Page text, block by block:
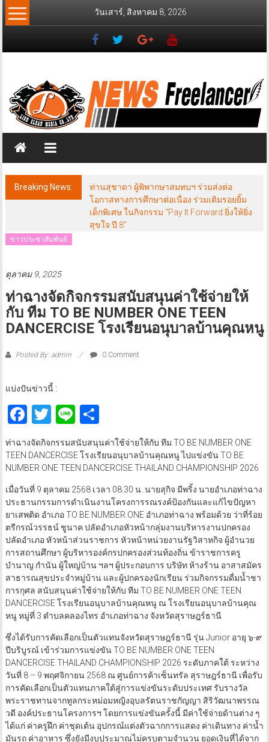
Skip
to
วันเสาร์, สิงหาคม 8, 2026
News
Freelancer
วส์
ฟรี
แลน
เซอร์
Breaking News:
ท่านสุชาดา ผู้พิพากษาสมทบฯ ร่วมส่งต่อ
โอกาสทางการศึกษาต่อเนื่อง ร่วมเติมรอยยิ้ม
เด็กพิเศษ ในกิจกรรม “Pay It Forward ยิ่งให้ยิ่ง
สุขใจ ปี 8”
ข่าวประชาสัมพันธ์
ตุลาคม 9, 2025
ท่าฉางจัดกิจกรรมสนับสนุนค่าใช้จ่ายให้
กับ ทีม TO BE NUMBER ONE TEEN
DANCERCISE โรงเรียนอนุบาลบ้านคุณหนู
Posted By: admin 0 Comment
แบ่งปันข่าวนี้ :
Facebook
Twitter
LineShare
ท่าฉางจัดกิจกรรมสนับสนุนค่าใช้จ่ายให้กับ ทีม TO BE NUMBER ONE
TEEN DANCERCISE โรงเรียนอนุบาลบ้านคุณหนู ไปแข่งขัน TO BE
NUMBER ONE TEEN DANCERCISE THAILAND CHAMPIONSHIP 2026
เมื่อวันที่ 9 ตุลาคม 2568 เวลา 08.30 น. นายสุกิจ มีพริ้ง นายอำเภอท่าฉาง
ประธานกรรมการดำเนินงานโครงการรณรงค์ป้องกันและแก้ไขปัญหา
ยาเสพติด อำเภอ TO BE NUMBER ONE อำเภอท่าฉาง พร้อมด้วย ว่าที่ร้อย
ตรีกรณ์วรรธน์ ชูนาค ปลัดอำเภอหัวหน้ากลุ่มงานบริหารงานปกครอง
ปลัดอำเภอ หัวหน้าส่วนราชการ หัวหน้าหน่วยงานรัฐวิสาหกิจ ผู้อำนวย
การสถานศึกษา ผู้บริหารองค์กรปกครองส่วนท้องถิ่น ข้าราชการครู
บำนาญ กำนัน ผู้ใหญ่บ้าน ฯลฯ ผู้ประกอบการ บริษัท ห้างร้าน อาสาสมัคร
สาธารณสุขประจำหมู่บ้าน และผู้ปกครองนักเรียน ร่วมกิจกรรมดื่มน้ำชา
การกุศล สนับสนุนค่าใช้จ่ายให้กับ ทีม TO BE NUMBER ONE TEEN
DANCERCISE โรงเรียนอนุบาลบ้านคุณหนู ณ โรงเรียนอนุบาลบ้านคุณ
หนู หมู่ที่ 3 ตำบลคลองไทร อำเภอท่าฉาง จังหวัดสุราษฎร์ธานี
ซึ่งได้รับการคัดเลือกเป็นตัวแทนจังหวัดสุราษฎร์ธานี รุ่น Junior อายุ ๖-๙
ปีบริบูรณ์ เข้าร่วมการแข่งขัน TO BE NUMBER ONE TEEN
DANCERCISE THAILAND CHAMPIONSHIP 2026 ระดับภาคใต้ ระหว่าง
วันที่ 8 – 9 พฤศจิกายน 2568 ณ ศูนย์การค้าเซ็นทรัล สุราษฎร์ธานี เพื่อรับ
การคัดเลือกเป็นตัวแทนภาคใต้สู่การแข่งขันระดับประเทศ รับรางวัล
พระราชทานจากทูลกระหม่อมหญิงอุบลรัตนราชกัญญา สิริวัฒนาพรรณ
วดี องค์ประธานโครงการฯ โดยการแข่งขันครั้งนี้ มีค่าใช้จ่ายด้านต่าง ๆ
ได้แก่ ค่าครูฝึก ค่าชุดเต้น อุปกรณ์แต่งตัวฉากการแสดง ค่าเดินทาง ค่าน้ำ
มันรถ ค่าอาหาร ซึ่งยังมีงบประมาณไม่ครบตามจำนวน ยอดเงินที่ได้จาก